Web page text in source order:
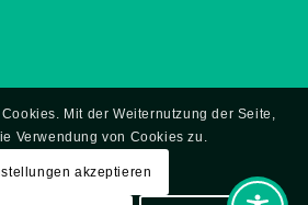
Mit der Weiternutzung der Seite,
Verwendung von Cookies zu.
akzeptieren